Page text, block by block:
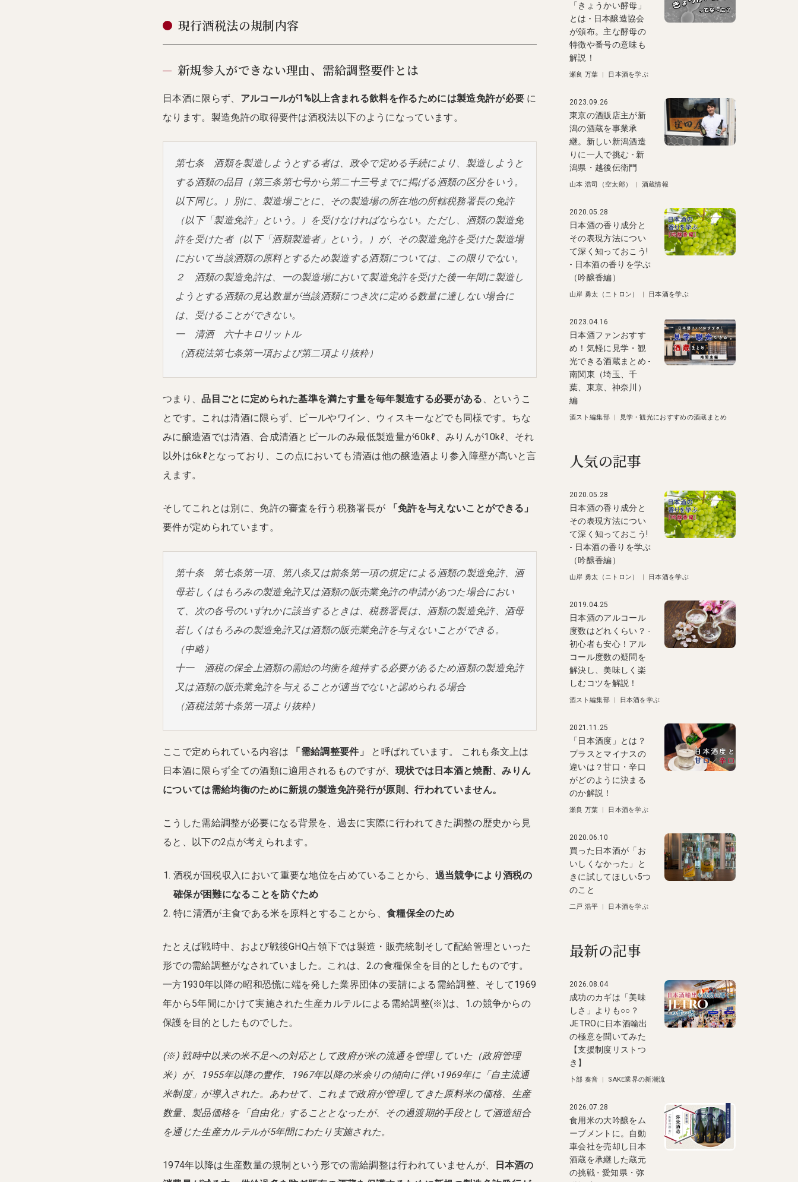
現行酒税法の規制内容
新規参入ができない理由、需給調整要件とは
日本酒に限らず、 アルコールが1%以上含まれる飲料を作るためには製造免許が必要 に
なります。製造免許の取得要件は酒税法以下のようになっています。
第七条 酒類を製造しようとする者は、政令で定める手続により、製造しようと
する酒類の品目（第三条第七号から第二十三号までに掲げる酒類の区分をいう。
以下同じ。）別に、製造場ごとに、その製造場の所在地の所轄税務署長の免許
（以下「製造免許」という。）を受けなければならない。ただし、酒類の製造免
許を受けた者（以下「酒類製造者」という。）が、その製造免許を受けた製造場
において当該酒類の原料とするため製造する酒類については、この限りでない。
２ 酒類の製造免許は、一の製造場において製造免許を受けた後一年間に製造し
ようとする酒類の見込数量が当該酒類につき次に定める数量に達しない場合に
は、受けることができない。
一 清酒 六十キロリットル
（酒税法第七条第一項および第二項より抜粋）
つまり、品目ごとに定められた基準を満たす量を毎年製造する必要がある 、というこ
とです。これは清酒に限らず、ビールやワイン、ウィスキーなどでも同様です。ちな
みに醸造酒では清酒、合成清酒とビールのみ最低製造量が60kℓ、みりんが10kℓ、それ
以外は6kℓとなっており、この点においても清酒は他の醸造酒より参入障壁が高いと言
えます。
そしてこれとは別に、免許の審査を行う税務署長が
「免許を与えないことができる」
要件が定められています。
第十条 第七条第一項、第八条又は前条第一項の規定による酒類の製造免許、酒
母若しくはもろみの製造免許又は酒類の販売業免許の申請があつた場合におい
て、次の各号のいずれかに該当するときは、税務署長は、酒類の製造免許、酒母
若しくはもろみの製造免許又は酒類の販売業免許を与えないことができる。
（中略）
十一 酒税の保全上酒類の需給の均衡を維持する必要があるため酒類の製造免許
又は酒類の販売業免許を与えることが適当でないと認められる場合
（酒税法第十条第一項より抜粋）
ここで定められている内容は 「需給調整要件」
と呼ばれています。 これも条文上は
日本酒に限らず全ての酒類に適用されるものですが、 現状では日本酒と焼酎、みりん
については需給均衡のために新規の製造免許発行が原則、行われていません。
こうした需給調整が必要になる背景を、過去に実際に行われてきた調整の歴史から見
ると、以下の2点が考えられます。
酒税が国税収入において重要な地位を占めていることから、 過当競争により酒税の
確保が困難になることを防ぐため
特に清酒が主食である米を原料とすることから、食糧保全のため
たとえば戦時中、および戦後GHQ占領下では製造・販売統制そして配給管理といった
形での需給調整がなされていました。これは、2.の食糧保全を目的としたものです。
一方1930年以降の昭和恐慌に端を発した業界団体の要請による需給調整、そして1969
年から5年間にかけて実施された生産カルテルによる需給調整(※)は、1.の競争からの
保護を目的としたものでした。
(※) 戦時中以来の米不足への対応として政府が米の流通を管理していた（政府管理
米）が、1955年以降の豊作、1967年以降の米余りの傾向に伴い1969年に「自主流通
米制度」が導入された。あわせて、これまで政府が管理してきた原料米の価格、生産
数量、製品価格を「自由化」することとなったが、その過渡期的手段として酒造組合
を通じた生産カルテルが5年間にわたり実施された。
1974年以降は生産数量の規制という形での需給調整は行われていませんが、
日本酒の
「きょうかい酵母」
とは - 日本醸造協会
が頒布。主な酵母の
特徴や番号の意味も
解説！
瀬良 万葉 | 日本酒を学ぶ
2023.09.26
東京の酒販店主が新
潟の酒蔵を事業承
継。新しい新潟酒造
りに一人で挑む - 新
潟県・越後伝衛門
山本 浩司（空太郎） | 酒蔵情報
2020.05.28
日本酒の香り成分と
その表現方法につい
て深く知っておこう!
- 日本酒の香りを学ぶ
（吟醸香編）
山岸 勇太（ニトロン） | 日本酒を学ぶ
2023.04.16
日本酒ファンおすす
め！気軽に見学・観
光できる酒蔵まとめ -
南関東（埼玉、千
葉、東京、神奈川）
編
酒スト編集部| 見学・観光におすすめの酒蔵まとめ
人気の記事
2020.05.28
日本酒の香り成分と
その表現方法につい
て深く知っておこう!
- 日本酒の香りを学ぶ
（吟醸香編）
山岸 勇太（ニトロン） | 日本酒を学ぶ
2019.04.25
日本酒のアルコール
度数はどれくらい？ -
初心者も安心！アル
コール度数の疑問を
解決し、美味しく楽
しむコツを解説！
酒スト編集部| 日本酒を学ぶ
2021.11.25
「日本酒度」とは？
プラスとマイナスの
違いは？甘口・辛口
がどのように決まる
のか解説！
瀬良 万葉 | 日本酒を学ぶ
2020.06.10
買った日本酒が「お
いしくなかった」と
きに試してほしい5つ
のこと
二戸 浩平 | 日本酒を学ぶ
最新の記事
2026.08.04
成功のカギは「美味
しさ」よりも○○？
JETROに日本酒輸出
の極意を聞いてみた
【支援制度リストつ
き】
卜部 奏音 | SAKE業界の新潮流
2026.07.28
食用米の大吟醸をム
ーブメントに。自動
車会社を売却し日本
酒蔵を承継した蔵元
の挑戦 - 愛知県・弥